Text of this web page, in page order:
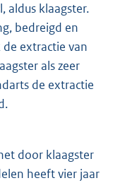
aldus klaagster.
bedreigd en
extractie van
als zeer
de extractie
door klaagster
heeft vier jaar